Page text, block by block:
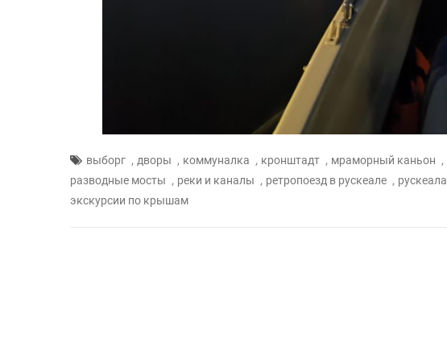
выборг , дворы , коммуналка , кронштадт , мраморный каньон ,
разводные мосты , реки и каналы , ретропоезд в рускеале , рускеала
экскурсии по крышам